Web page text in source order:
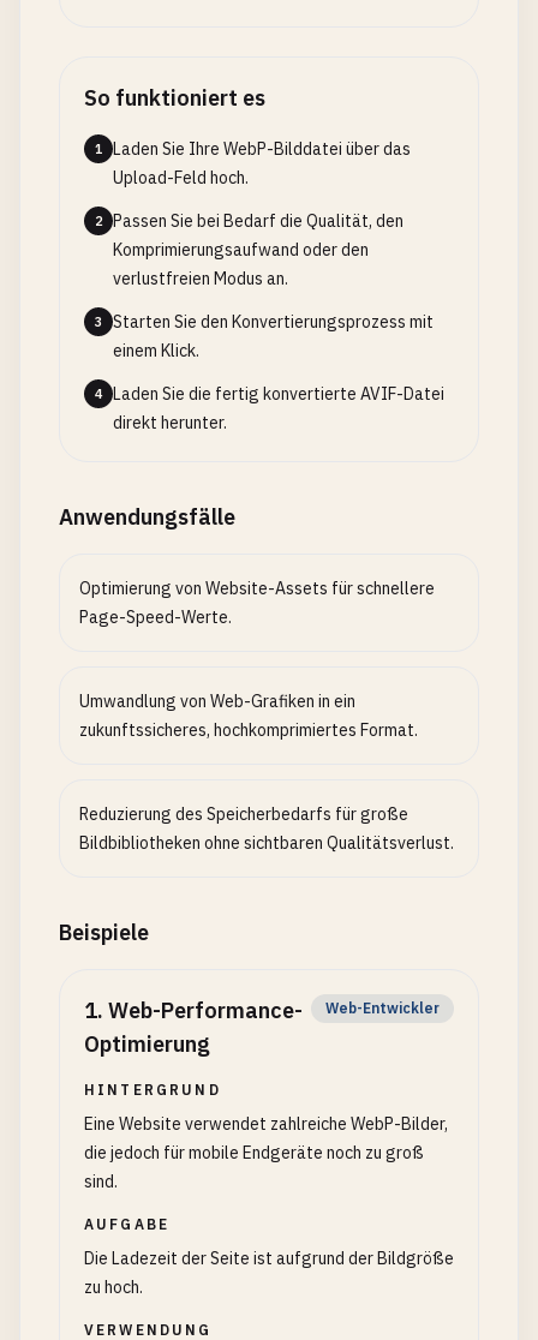
So funktioniert es
1
Laden Sie Ihre WebP-Bilddatei über das
Upload-Feld hoch.
2
Passen Sie bei Bedarf die Qualität, den
Komprimierungsaufwand oder den
verlustfreien Modus an.
3
Starten Sie den Konvertierungsprozess mit
einem Klick.
4
Laden Sie die fertig konvertierte AVIF-Datei
direkt herunter.
Anwendungsfälle
Optimierung von Website-Assets für schnellere
Page-Speed-Werte.
Umwandlung von Web-Grafiken in ein
zukunftssicheres, hochkomprimiertes Format.
Reduzierung des Speicherbedarfs für große
Bildbibliotheken ohne sichtbaren Qualitätsverlust.
Beispiele
1. Web-Performance-
Optimierung
Web-Entwickler
HINTERGRUND
Eine Website verwendet zahlreiche WebP-Bilder,
die jedoch für mobile Endgeräte noch zu groß
sind.
AUFGABE
Die Ladezeit der Seite ist aufgrund der Bildgröße
zu hoch.
VERWENDUNG